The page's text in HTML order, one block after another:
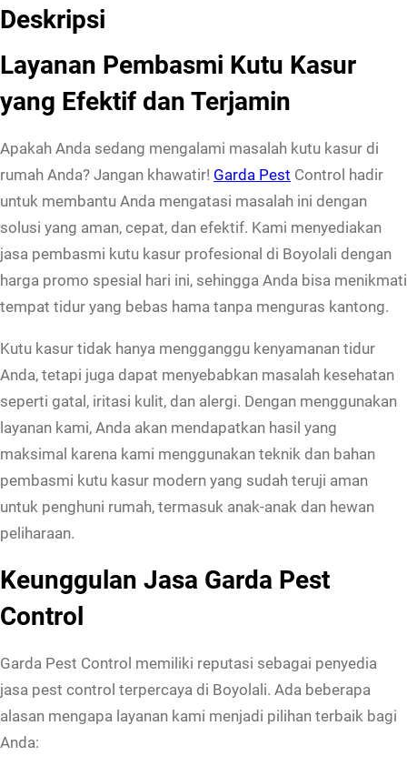
b
i
K
u
t
u
K
a
s
r
d
i
B
o
y
o
l
l
i
a
r
g
a
Deskripsi
Layanan Pembasmi Kutu Kasur
yang Efektif dan Terjamin
Apakah Anda sedang mengalami masalah kutu kasur di
rumah Anda? Jangan khawatir! Garda Pest Control hadir
untuk membantu Anda mengatasi masalah ini dengan
solusi yang aman, cepat, dan efektif. Kami menyediakan
jasa pembasmi kutu kasur profesional di Boyolali dengan
harga promo spesial hari ini, sehingga Anda bisa menikmati
tempat tidur yang bebas hama tanpa menguras kantong.
Kutu kasur tidak hanya mengganggu kenyamanan tidur
Anda, tetapi juga dapat menyebabkan masalah kesehatan
seperti gatal, iritasi kulit, dan alergi. Dengan menggunakan
layanan kami, Anda akan mendapatkan hasil yang
maksimal karena kami menggunakan teknik dan bahan
pembasmi kutu kasur modern yang sudah teruji aman
untuk penghuni rumah, termasuk anak-anak dan hewan
peliharaan.
Keunggulan Jasa Garda Pest
Control
Garda Pest Control memiliki reputasi sebagai penyedia
jasa pest control terpercaya di Boyolali. Ada beberapa
alasan mengapa layanan kami menjadi pilihan terbaik bagi
Anda: